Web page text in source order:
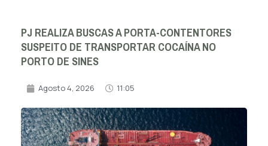
PJ REALIZA BUSCAS A PORTA-CONTENTORES
SUSPEITO DE TRANSPORTAR COCAÍNA NO
PORTO DE SINES
Agosto 4, 2026 11:05